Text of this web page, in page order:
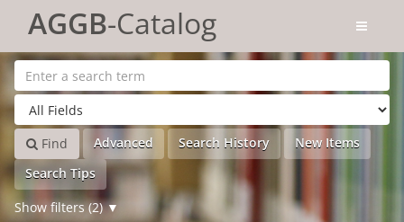
23,637
AGGB-Catalog
Find Advanced Search History
New Items
Search Tips
Show filters (2)